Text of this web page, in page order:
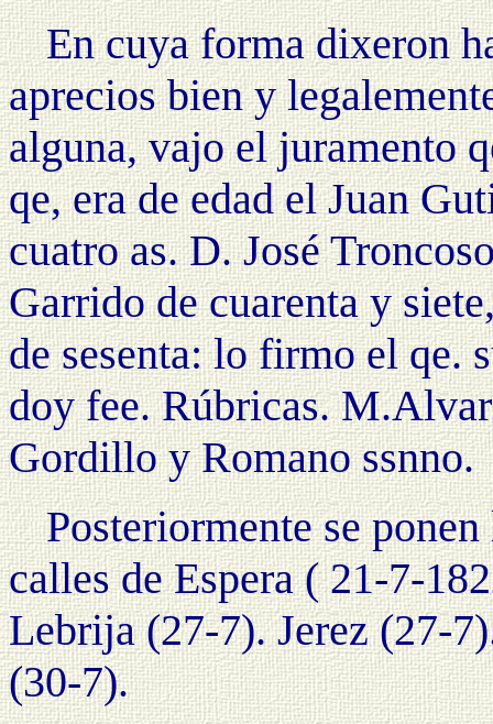
En cuya forma dixeron
aprecios bien y
alguna, vajo el juramento
qe, era de edad el Juan
cuatro as. D. José
Garrido de cuarenta y
de sesenta: lo firmo el qe.
doy fee. Rúbricas.
Gordillo y Romano ssnno.
Posteriormente se
calles de Espera ( 21-7-
Lebrija (27-7). Jerez (27-
(30-7).